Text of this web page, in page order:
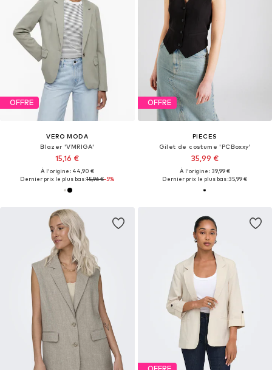
OFFRE
VERO MODA
Blazer 'VMRIGA'
15,16 €
À l'origine : 44,90 €
Dernier prix le plus bas :15,96 €-5%
OFFRE
PIECES
Gilet de costume 'PCBoxxy'
35,99 €
À l'origine : 39,99 €
Dernier prix le plus bas :35,99 €